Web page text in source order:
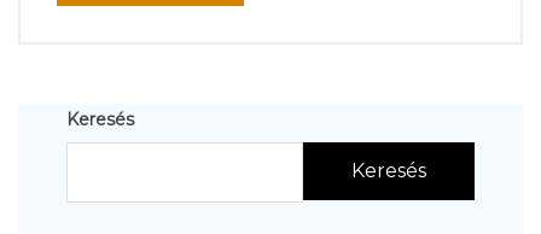
Keresés
Keresés